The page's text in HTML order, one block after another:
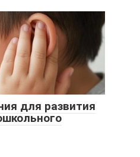
для развития